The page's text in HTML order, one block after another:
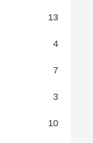
13
4
7
3
10